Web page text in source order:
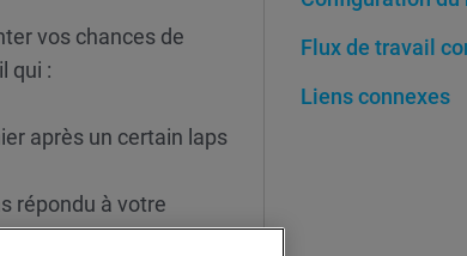
Flux de travail
Liens connexes
vos chances de
qui :
après un certain laps
répondu à votre
inclus dans vos